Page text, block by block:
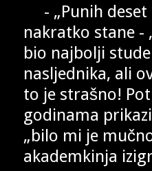
- „Punih deset
nakratko stane -
bio najbolji
nasljednika, ali
to je strašno!
godinama
„bilo mi je
akademkinja